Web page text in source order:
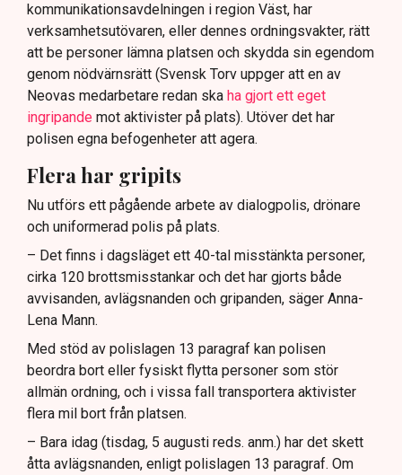
kommunikationsavdelningen i region Väst, har
verksamhetsutövaren, eller dennes ordningsvakter, rätt
att be personer lämna platsen och skydda sin egendom
genom nödvärnsrätt (Svensk Torv uppger att en av
Neovas medarbetare redan ska ha gjort ett eget
ingripande mot aktivister på plats). Utöver det har
polisen egna befogenheter att agera.
Flera har gripits
Nu utförs ett pågående arbete av dialogpolis, drönare
och uniformerad polis på plats.
– Det finns i dagsläget ett 40-tal misstänkta personer,
cirka 120 brottsmisstankar och det har gjorts både
avvisanden, avlägsnanden och gripanden, säger Anna-
Lena Mann.
Med stöd av polislagen 13 paragraf kan polisen
beordra bort eller fysiskt flytta personer som stör
allmän ordning, och i vissa fall transportera aktivister
flera mil bort från platsen.
– Bara idag (tisdag, 5 augusti reds. anm.) har det skett
åtta avlägsnanden, enligt polislagen 13 paragraf. Om